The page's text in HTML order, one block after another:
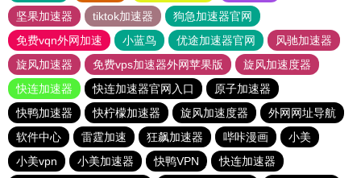
坚果加速器
tiktok加速器
狗急加速器官网
免费vqn外网加速
小蓝鸟 优途加速器官网
风驰加速器
旋风加速器
免费vps加速器外网苹果版
旋风加速度器
快连加速器
快连加速器官网入口
原子加速器
快鸭加速器
快柠檬加速器 旋风加速度器
外网网址导航
软件中心
雷霆加速 狂飙加速器 哔咔漫画
小美
小美vpn
小美加速器 快鸭VPN
快连加速器